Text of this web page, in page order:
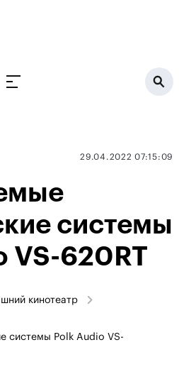
29.04.2022 07:15:09
системы
VS-620RT
кинотеатр
системы Polk Audio VS-